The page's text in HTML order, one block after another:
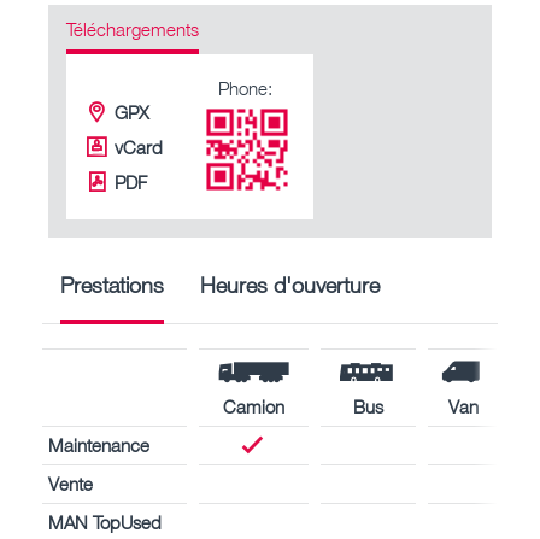
Téléchargements
GPX
vCard
PDF
Phone:
Prestations Heures d'ouverture
Camion Bus
Van
Maintenance
Vente
MAN TopUsed